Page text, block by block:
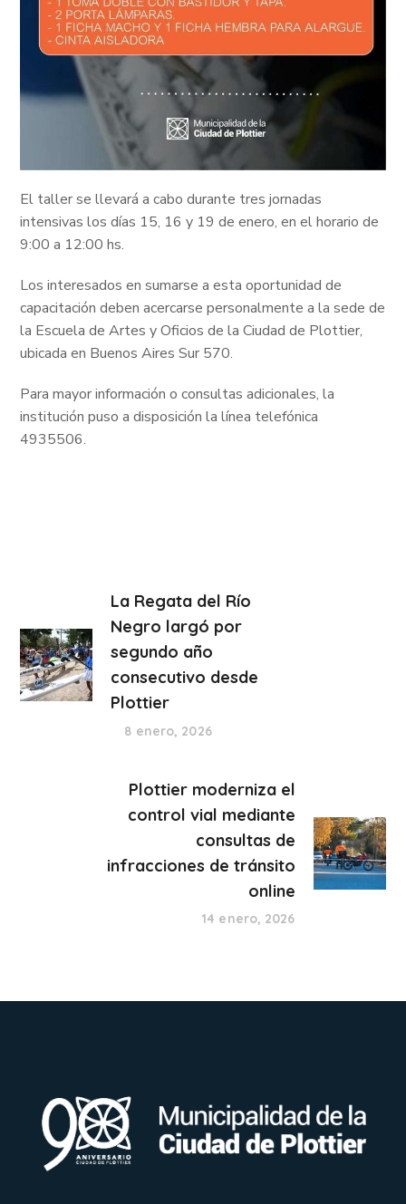
El taller se llevará a cabo durante tres jornadas
intensivas los días 15, 16 y 19 de enero, en el horario de
9:00 a 12:00 hs.
Los interesados en sumarse a esta oportunidad de
capacitación deben acercarse personalmente a la sede de
la Escuela de Artes y Oficios de la Ciudad de Plottier,
ubicada en Buenos Aires Sur 570.
Para mayor información o consultas adicionales, la
institución puso a disposición la línea telefónica
4935506.
La Regata del Río
Negro largó por
segundo año
consecutivo desde
Plottier
8 enero, 2026
Plottier moderniza el
control vial mediante
consultas de
infracciones de tránsito
online
14 enero, 2026